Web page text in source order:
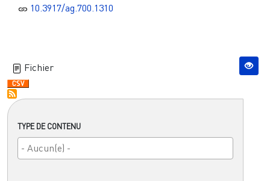
TYPE DE CONTENU
10.3917/ag.700.1310
Fichier